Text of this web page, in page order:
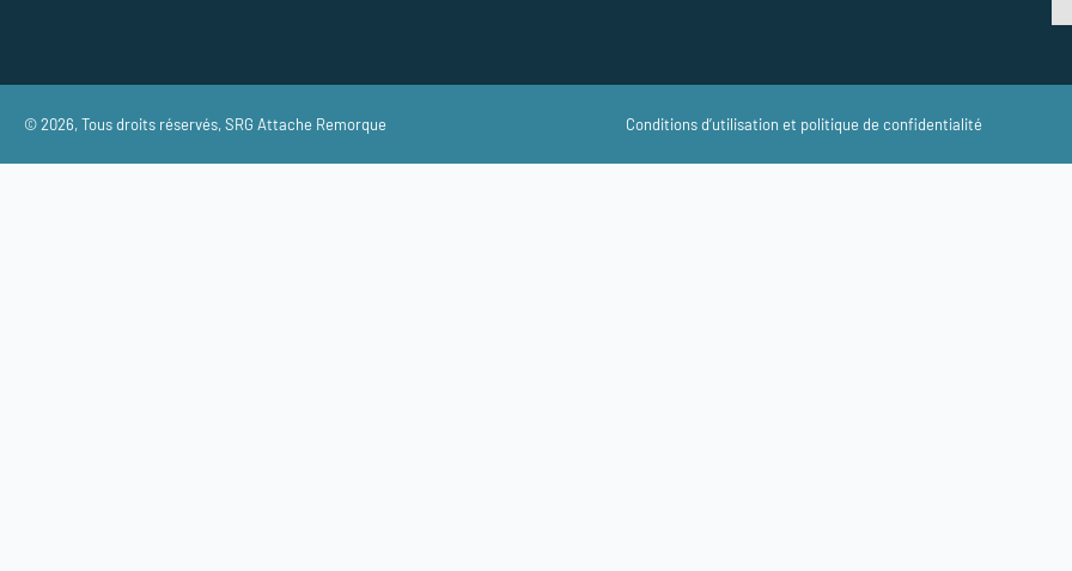
© 2026, Tous droits réservés,SRG Attache Remorque Conditions d’utilisation et politique de confidentialité